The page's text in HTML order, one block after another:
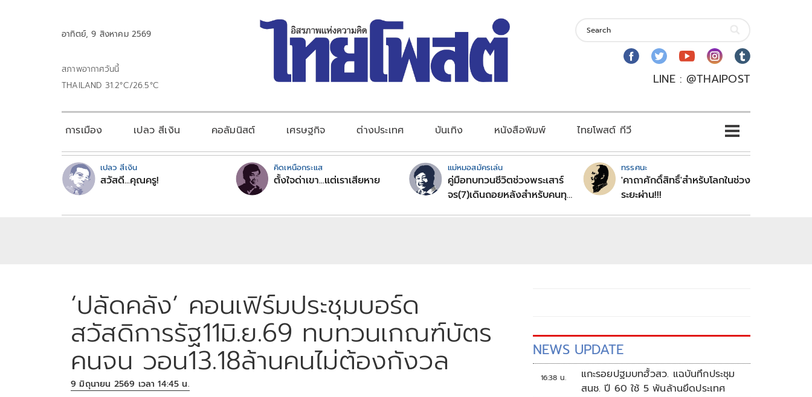
อาทิตย์, 9 สิงหาคม 2569
สภาพอากาศวันนี้
THAILAND 31.2°C/26.5°C
LINE : @THAIPOST
การเมือง เปลว สีเงิน คอลัมนิสต์ เศรษฐกิจ ต่างประเทศ บันเทิง หนังสือพิมพ์ ไทยโพสต์ ทีวี
เปลว สีเงิน
สวัสดี...คุณครู!
คิดเหนือกระแส
ตั้งใจด่าเขา...แต่เราเสียหาย
แม่หมอสมัครเล่น
คู่มือทบทวนชีวิตช่วงพระเสาร์
จร(7)เดินถอยหลังสำหรับคนทุก
ทรรศนะ
'คาถาศักดิ์สิทธิ์'สำหรับโลกในช่วง
ระยะผ่าน!!!
‘ปลัดคลัง’ คอนเฟิร์มประชุมบอร์ด
สวัสดิการรัฐ11มิ.ย.69 ทบทวนเกณฑ์บัตร
คนจน วอน13.18ล้านคนไม่ต้องกังวล
9 มิถุนายน 2569 เวลา 14:45 น.
NEWS UPDATE
16:38 น.
แกะรอยปฐมบทฮั้วสว. แฉบันทึกประชุม
สนช. ปี 60 ใช้ 5 พันล้านยึดประเทศ